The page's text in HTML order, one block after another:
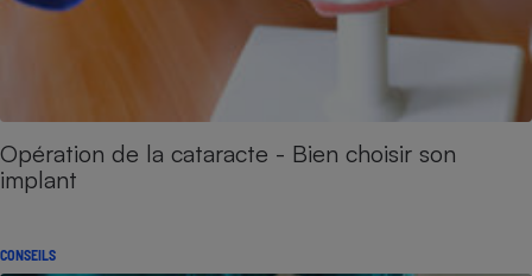
Opération de la cataracte - Bien choisir son
implant
CONSEILS